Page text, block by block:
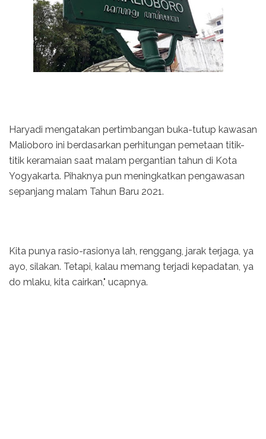
Haryadi mengatakan pertimbangan buka-tutup kawasan
Malioboro ini berdasarkan perhitungan pemetaan titik-
titik keramaian saat malam pergantian tahun di Kota
Yogyakarta. Pihaknya pun meningkatkan pengawasan
sepanjang malam Tahun Baru 2021.
Kita punya rasio-rasionya lah, renggang, jarak terjaga, ya
ayo, silakan. Tetapi, kalau memang terjadi kepadatan, ya
do mlaku, kita cairkan," ucapnya.